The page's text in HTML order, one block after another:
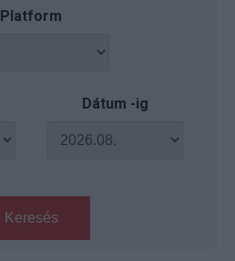
Platform
Dátum -ig
Keresés